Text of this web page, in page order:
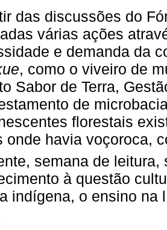
das discussões do
várias ações
e demanda da
, como o viveiro de
Sabor de Terra,
de
florestais
onde havia voçoroca,
semana de
à questão
indígena, o ensino na